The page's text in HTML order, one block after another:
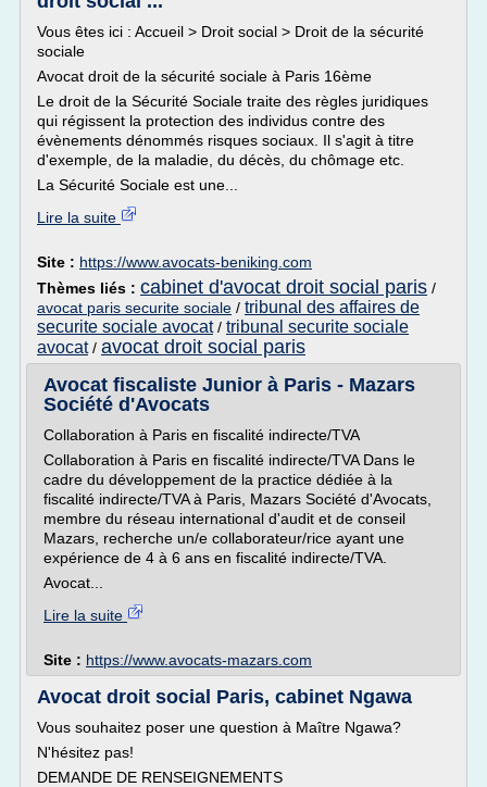
Vous êtes ici : Accueil > Droit social > Droit de la sécurité
sociale
Avocat droit de la sécurité sociale à Paris 16ème
Le droit de la Sécurité Sociale traite des règles juridiques
qui régissent la protection des individus contre des
évènements dénommés risques sociaux. Il s'agit à titre
d'exemple, de la maladie, du décès, du chômage etc.
La Sécurité Sociale est une...
Lire la suite
Site : https://www.avocats-beniking.com
Thèmes liés : cabinet d'avocat droit social paris /
avocat paris securite sociale / tribunal des affaires de
securite sociale avocat/ tribunal securite sociale
avocat/ avocat droit social paris
Avocat fiscaliste Junior à Paris - Mazars
Société d'Avocats
Collaboration à Paris en fiscalité indirecte/TVA
Collaboration à Paris en fiscalité indirecte/TVA Dans le
cadre du développement de la practice dédiée à la
fiscalité indirecte/TVA à Paris, Mazars Société d'Avocats,
membre du réseau international d'audit et de conseil
Mazars, recherche un/e collaborateur/rice ayant une
expérience de 4 à 6 ans en fiscalité indirecte/TVA.
Avocat...
Lire la suite
Site : https://www.avocats-mazars.com
Avocat droit social Paris, cabinet Ngawa
Vous souhaitez poser une question à Maître Ngawa?
N'hésitez pas!
DEMANDE DE RENSEIGNEMENTS